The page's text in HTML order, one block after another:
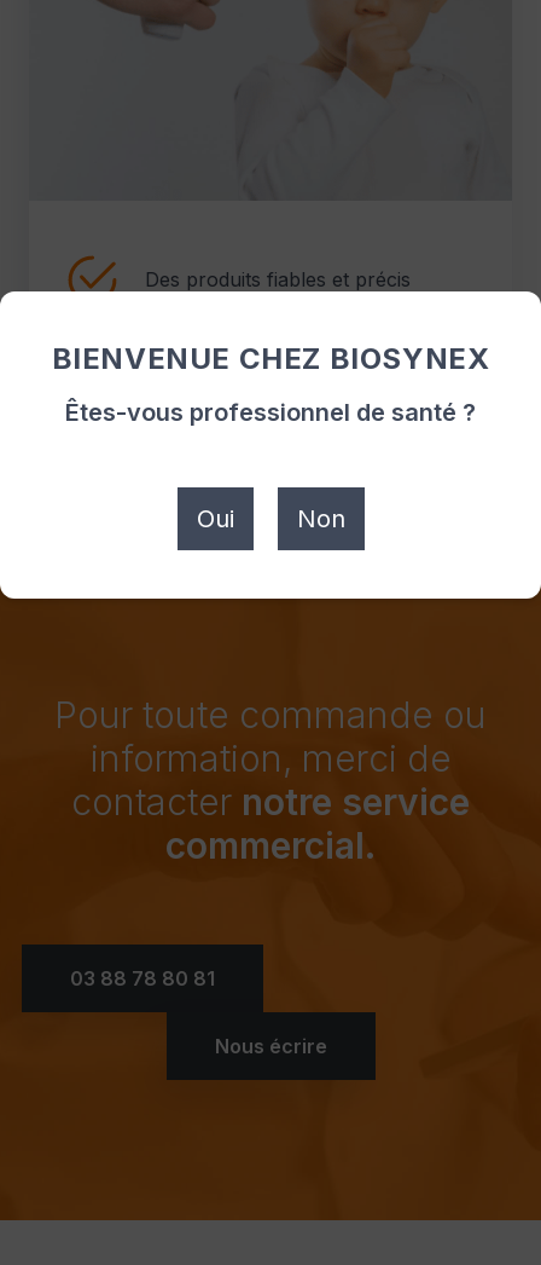
Des produits fiables et précis
Pour toute commande ou
information, merci de
contacter notre service
commercial.
03 88 78 80 81
Nous écrire
BIENVENUE CHEZ BIOSYNEX
Êtes-vous professionnel de santé ?
Oui Non